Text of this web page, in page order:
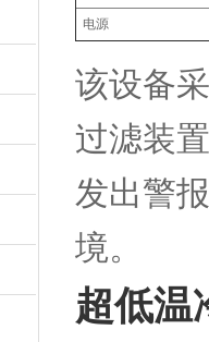
电源
该设备
过滤装
发出警
境。
超低温